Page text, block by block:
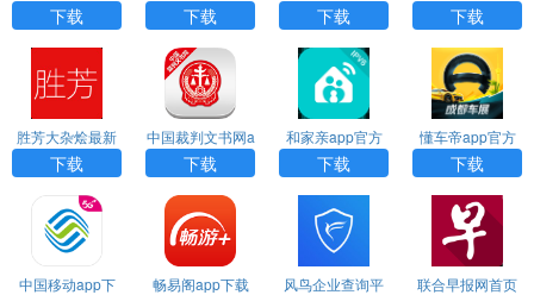
pp官方下载
下载
载
下载
版免费下载
下载
官方下载
下载
胜芳大杂烩最新
招聘工下载
下载
中国裁判文书网a
pp下载
下载
和家亲app官方
下载
下载
懂车帝app官方
下载安装
下载
中国移动app下
畅易阁app下载
风鸟企业查询平
联合早报网首页